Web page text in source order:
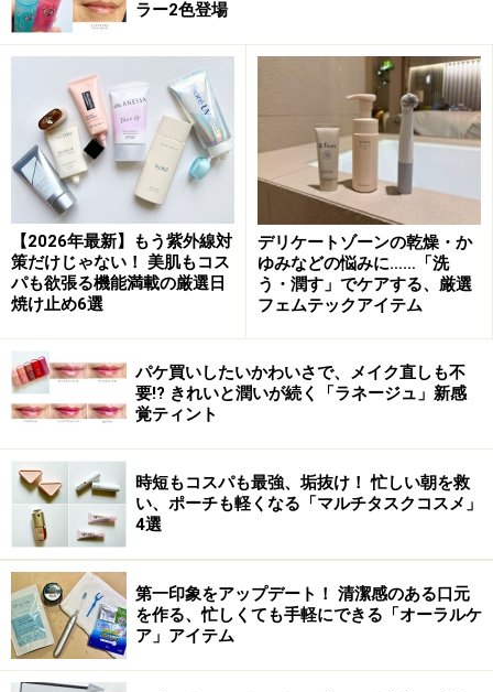
できれば白い服を着て確認しましょう。顔周りの洋服の
色で、肌色に影響を与え診断が変わることもあります。
それでは実際に、あなたが生まれながらにして持ってい
る肌、瞳、髪の色などを見て、自分のベースカラーをチ
ェックしましょう。
パーソナルカラーのセルフチェックシート
10問の質問に答え、AかBか選択し数の多いほうが、あな
なった場合は照明の具合を確認し、場所を変えるなどし
て再度確認してみましょう。
※ なお、ご利用のデバイスの仕様によって色味の見え方
に違いがあることがございます
1.素肌の色は何色系ですか？
1.素肌の色は何色系ですか？
2.髪の色はどの色に近いですか？
ラー2色登場
【2026年最新】もう紫外線対
策だけじゃない！ 美肌もコス
パも欲張る機能満載の厳選日
焼け止め6選
デリケートゾーンの乾燥・か
ゆみなどの悩みに……「洗
う・潤す」でケアする、厳選
フェムテックアイテム
パケ買いしたいかわいさで、メイク直しも不
要!? きれいと潤いが続く「ラネージュ」新感
覚ティント
時短もコスパも最強、垢抜け！ 忙しい朝を救
い、ポーチも軽くなる「マルチタスクコスメ」
4選
第一印象をアップデート！ 清潔感のある口元
を作る、忙しくても手軽にできる「オーラルケ
ア」アイテム